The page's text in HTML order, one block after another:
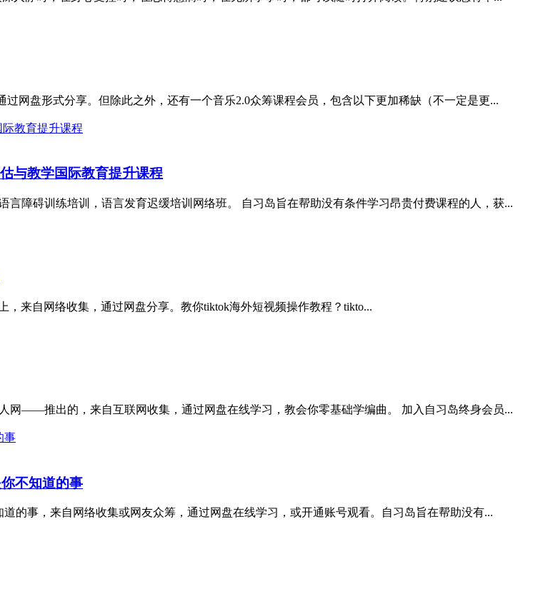
网盘形式分享。但除此之外，还有一个音乐2.0众筹课程会员，包含以下更加稀缺（不一定是更...
与教学国际教育提升课程
障碍训练培训，语言发育迟缓培训网络班。 自习岛旨在帮助没有条件学习昂贵付费课程的人，获...
来自网络收集，通过网盘分享。教你tiktok海外短视频操作教程？tikto...
——推出的，来自互联网收集，通过网盘在线学习，教会你零基础学编曲。 加入自习岛终身会员...
不知道的事
的事，来自网络收集或网友众筹，通过网盘在线学习，或开通账号观看。自习岛旨在帮助没有...